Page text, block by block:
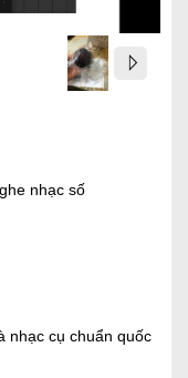
nhạc số
nhạc cụ chuẩn quốc